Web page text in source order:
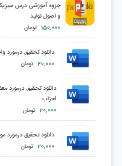
جزوه آموزشی درس
و اصول تولید
150,000 تومان
دانلود تحقیق درمورد
20,000 تومان
دانلود تحقیق درمورد
احزاب
20,000 تومان
دانلود تحقیق درمورد
20,000 تومان